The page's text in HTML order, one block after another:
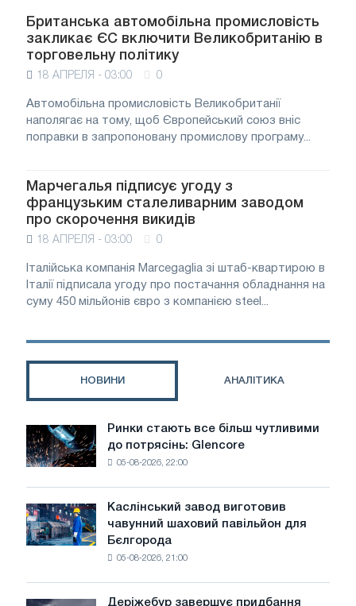
Британська автомобільна промисловість
закликає ЄС включити Великобританію в
торговельну політику
18 АПРЕЛЯ - 03:00 0
Автомобільна промисловість Великобританії
наполягає на тому, щоб Європейський союз вніс
поправки в запропоновану промислову програму...
Марчегалья підписує угоду з
французьким сталеливарним заводом
про скорочення викидів
18 АПРЕЛЯ - 03:00 0
Італійська компанія Marcegaglia зі штаб-квартирою в
Італії підписала угоду про постачання обладнання на
суму 450 мільйонів євро з компанією steel...
НОВИНИ АНАЛІТИКА
Ринки
стають
все
до
потрясінь:
Ринки стають все більш чутливими
до потрясінь: Glencore
05-08-2026, 22:00
Каслінський
завод
виготовив
Каслінський завод виготовив
чавунний шаховий павільйон для
Бєлгорода
05-08-2026, 21:00
Деріжебур завершує придбання